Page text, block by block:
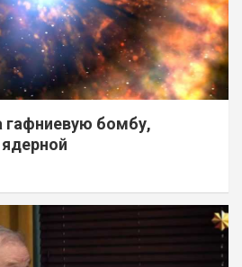
гафниевую бомбу,